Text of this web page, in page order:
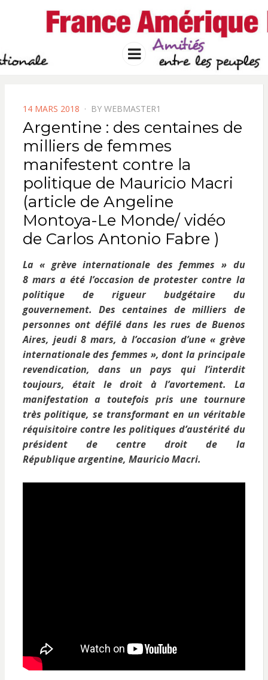
FRANCE
AMERIQUE
Solidarité international et Amitiés
entre les peuples
Menu
POSTED
ON
14 MARS 2018 BY WEBMASTER1
Argentine : des centaines de
milliers de femmes
manifestent contre la
politique de Mauricio Macri
(article de Angeline
Montoya-Le Monde/ vidéo
de Carlos Antonio Fabre )
La « grève internationale des femmes » du
8 mars a été l’occasion de protester contre la
politique de rigueur budgétaire du
gouvernement. Des centaines de milliers de
personnes ont défilé dans les rues de Buenos
Aires, jeudi 8 mars, à l’occasion d’une « grève
internationale des femmes », dont la principale
revendication, dans un pays qui l’interdit
toujours, était le droit à l’avortement. La
manifestation a toutefois pris une tournure
très politique, se transformant en un véritable
réquisitoire contre les politiques d’austérité du
président de centre droit de la
République argentine, Mauricio Macri.